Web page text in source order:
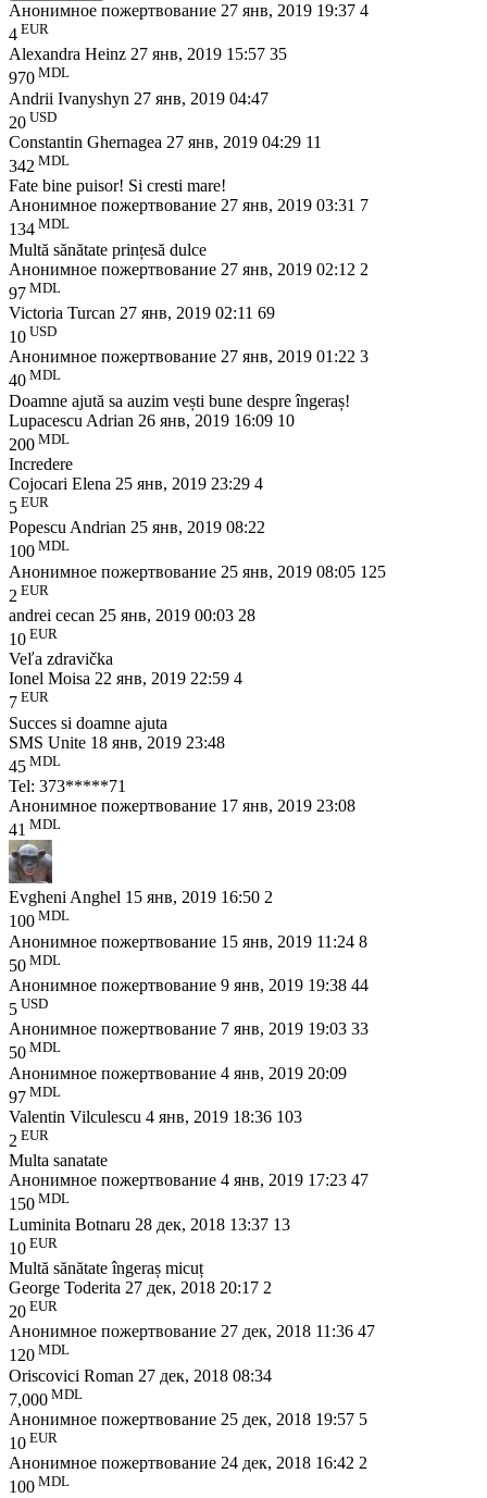
Анонимное пожертвование 27 янв, 2019 19:37 4
4 EUR
Alexandra Heinz 27 янв, 2019 15:57 35
970 MDL
Andrii Ivanyshyn 27 янв, 2019 04:47
20 USD
Constantin Ghernagea 27 янв, 2019 04:29 11
342 MDL
Fate bine puisor! Si cresti mare!
Анонимное пожертвование 27 янв, 2019 03:31 7
134 MDL
Multă sănătate prințesă dulce
Анонимное пожертвование 27 янв, 2019 02:12 2
97 MDL
Victoria Turcan 27 янв, 2019 02:11 69
10 USD
Анонимное пожертвование 27 янв, 2019 01:22 3
40 MDL
Doamne ajută sa auzim vești bune despre îngeraș!
Lupacescu Adrian 26 янв, 2019 16:09 10
200 MDL
Incredere
Cojocari Elena 25 янв, 2019 23:29 4
5 EUR
Popescu Andrian 25 янв, 2019 08:22
100 MDL
Анонимное пожертвование 25 янв, 2019 08:05 125
2 EUR
andrei cecan 25 янв, 2019 00:03 28
10 EUR
Veľa zdravička
Ionel Moisa 22 янв, 2019 22:59 4
7 EUR
Succes si doamne ajuta
SMS Unite 18 янв, 2019 23:48
45 MDL
Tel: 373*****71
Анонимное пожертвование 17 янв, 2019 23:08
41 MDL
Evgheni Anghel 15 янв, 2019 16:50 2
100 MDL
Анонимное пожертвование 15 янв, 2019 11:24 8
50 MDL
Анонимное пожертвование 9 янв, 2019 19:38 44
5 USD
Анонимное пожертвование 7 янв, 2019 19:03 33
50 MDL
Анонимное пожертвование 4 янв, 2019 20:09
97 MDL
Valentin Vilculescu 4 янв, 2019 18:36 103
2 EUR
Multa sanatate
Анонимное пожертвование 4 янв, 2019 17:23 47
150 MDL
Luminita Botnaru 28 дек, 2018 13:37 13
10 EUR
Multă sănătate îngeraș micuț
George Toderita 27 дек, 2018 20:17 2
20 EUR
Анонимное пожертвование 27 дек, 2018 11:36 47
120 MDL
Oriscovici Roman 27 дек, 2018 08:34
7,000 MDL
Анонимное пожертвование 25 дек, 2018 19:57 5
10 EUR
Анонимное пожертвование 24 дек, 2018 16:42 2
100 MDL